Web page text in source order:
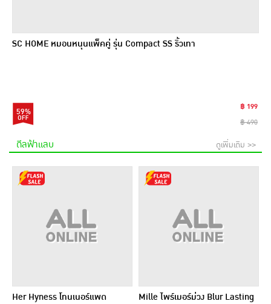
SC HOME หมอนหนุนแพ็คคู่ รุ่น Compact SS ริ้วเทา
59%
฿ 199
฿ 490
ดีลฟ้าแลบ ดูเพิ่มเติม >>
Her Hyness โทนเนอร์แพด
Mille ไพร์เมอร์ม่วง Blur Lasting